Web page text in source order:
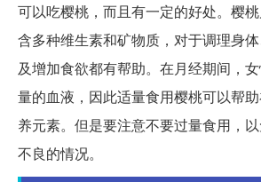
可以吃樱桃，而且有一定的好处。樱
含多种维生素和矿物质，对于调理身
及增加食欲都有帮助。在月经期间，
量的血液，因此适量食用樱桃可以帮
养元素。但是要注意不要过量食用，
不良的情况。